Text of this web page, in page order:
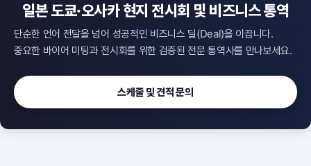
일본 도쿄·오사카 현지 전시회 및 비즈니스 통역
, 성공적인 비즈니스 미팅
단순한 언어 전달을 넘어 성공적인 비즈니스 딜(Deal)을 이끕니다.
중요한 바이어 미팅과 전시회를 위한 검증된 전문 통역사를 만나보세요.
스케줄 및 견적 문의